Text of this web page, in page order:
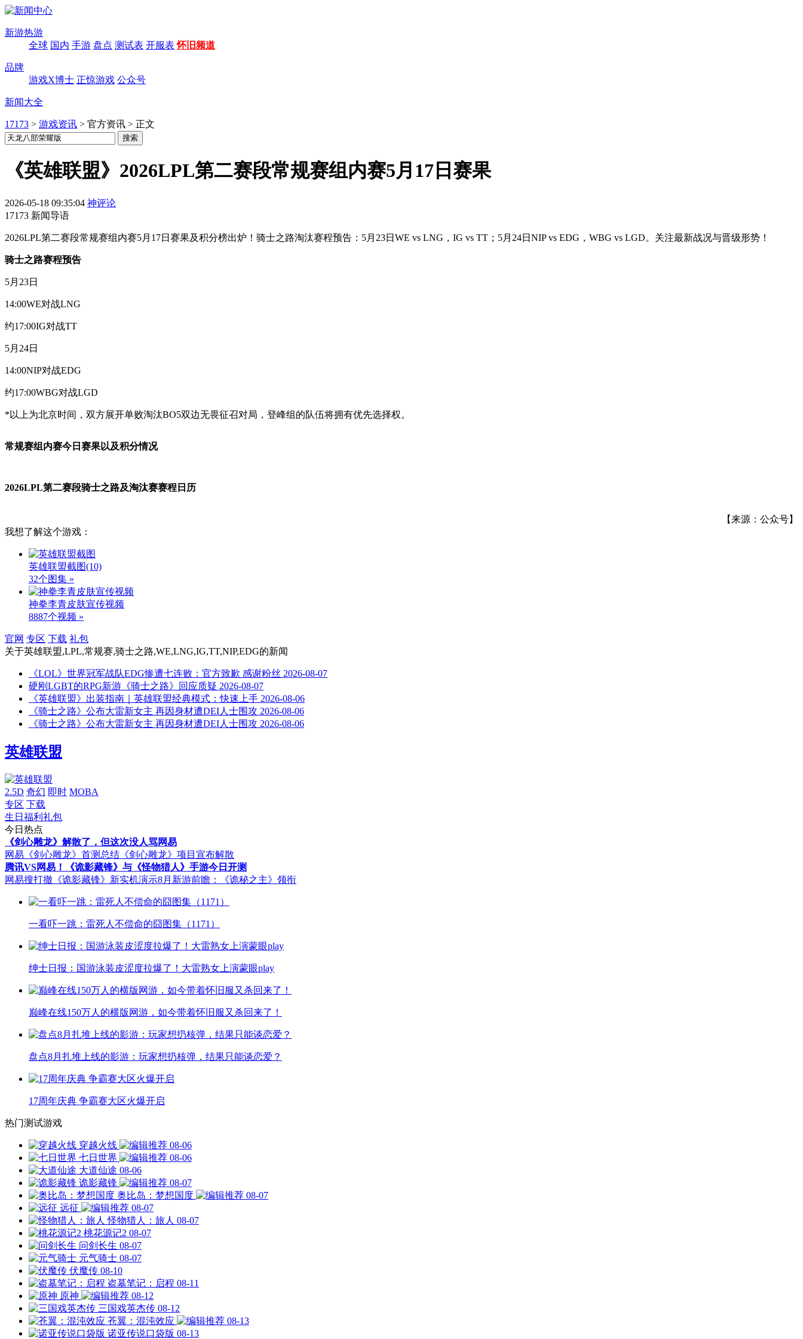
新游热游
全球 国内 手游 盘点 测试表 开服表 怀旧频道
品牌
游戏X博士 正惊游戏 公众号
新闻大全
17173 > 游戏资讯 > 官方资讯 > 正文
《英雄联盟》2026LPL第二赛段常规赛组内赛5月17日赛果
2026-05-18 09:35:04 神评论
17173 新闻导语
2026LPL第二赛段常规赛组内赛5月17日赛果及积分榜出炉！骑士之路淘汰赛程预告：5月23日WE vs LNG，IG vs TT；5月24日NIP vs EDG，WBG vs LGD。关注最新战况与晋级形势！
骑士之路赛程预告
5月23日
14:00WE对战LNG
约17:00IG对战TT
5月24日
14:00NIP对战EDG
约17:00WBG对战LGD
*以上为北京时间，双方展开单败淘汰BO5双边无畏征召对局，登峰组的队伍将拥有优先选择权。
常规赛组内赛今日赛果以及积分情况
2026LPL第二赛段骑士之路及淘汰赛赛程日历
【来源：公众号】
我想了解这个游戏：
英雄联盟截图(10)
32个图集 »
神拳李青皮肤宣传视频
8887个视频 »
官网 专区 下载 礼包
关于英雄联盟,LPL,常规赛,骑士之路,WE,LNG,IG,TT,NIP,EDG的新闻
《LOL》世界冠军战队EDG惨遭七连败：官方致歉 感谢粉丝 2026-08-07
硬刚LGBT的RPG新游《骑士之路》回应质疑 2026-08-07
《英雄联盟》出装指南｜英雄联盟经典模式：快速上手 2026-08-06
《骑士之路》公布大雷新女主 再因身材遭DEI人士围攻 2026-08-06
《骑士之路》公布大雷新女主 再因身材遭DEI人士围攻 2026-08-06
英雄联盟
2.5D 奇幻 即时 MOBA
专区 下载
生日福利礼包
今日热点
《剑心雕龙》解散了，但这次没人骂网易
网易《剑心雕龙》首测总结 《剑心雕龙》项目宣布解散
腾讯VS网易！《诡影藏锋》与《怪物猎人》手游今日开测
网易搜打撤《诡影藏锋》新实机演示8月新游前瞻：《诡秘之主》领衔
一看吓一跳：雷死人不偿命的囧图集（1171）
绅士日报：国游泳装皮涩度拉爆了！大雷熟女上演蒙眼play
巅峰在线150万人的横版网游，如今带着怀旧服又杀回来了！
盘点8月扎堆上线的影游：玩家想扔核弹，结果只能谈恋爱？
17周年庆典 争霸赛大区火爆开启
热门测试游戏
穿越火线
08-06
七日世界
08-06
大道仙途 08-06
诡影藏锋
08-07
奥比岛：梦想国度
08-07
远征
08-07
怪物猎人：旅人 08-07
桃花源记2 08-07
问剑长生 08-07
元气骑士 08-07
伏魔传 08-10
盗墓笔记：启程 08-11
原神
08-12
三国戏英杰传 08-12
苍翼：混沌效应
08-13
诺亚传说口袋版 08-13